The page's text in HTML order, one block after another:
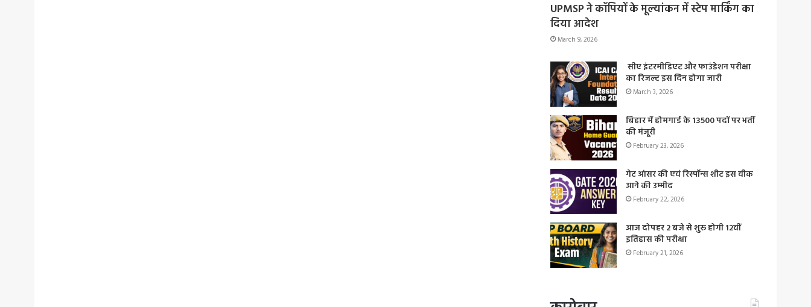
UPMSP ने कॉपियों के मूल्यांकन में स्टेप मार्किंग का
दिया आदेश
March 9, 2026
सीए इंटरमीडिएट और फाउंडेशन परीक्षा
का रिजल्ट इस दिन होगा जारी
March 3, 2026
बिहार में होमगार्ड के 13500 पदों पर भर्ती
की मंजूरी
February 23, 2026
गेट आंसर की एवं रिस्पॉन्स शीट इस वीक
आने की उम्मीद
February 22, 2026
आज दोपहर 2 बजे से शुरू होगी 12वीं
इतिहास की परीक्षा
February 21, 2026